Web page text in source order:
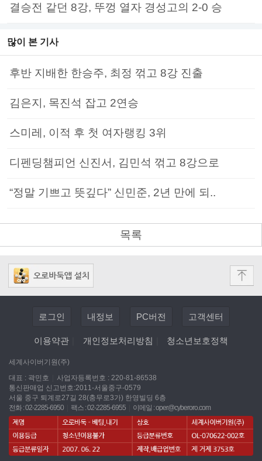
결승전 같던 8강, 뚜껑 열자 경성고의 2-0 승
많이 본 기사
후반 지배한 한승주, 최정 꺾고 8강 진출
김은지, 목진석 잡고 2연승
스미레, 이적 후 첫 여자랭킹 3위
디펜딩챔피언 신진서, 김민석 꺾고 8강으로
“정말 기쁘고 뜻깊다” 신민준, 2년 만에 되..
목록
로그인 내정보 PC버전 고객센터
이용약관 개인정보처리방침 청소년보호정책
세계사이버기원(주)
대표 : 곽민호
사업자등록번호 : 220-81-86538
통신판매업 신고번호:2011-서울중구-0579
서울 중구 퇴계로27길 28(충무로3가) 한영빌딩 6층
전화 : 02-2285-6950
팩스 : 02-2285-6955 이메일 :oper@cyberoro.com